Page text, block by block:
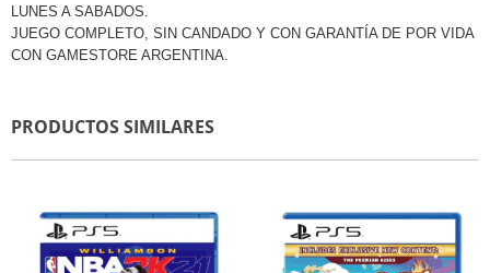
LUNES A SABADOS.
JUEGO COMPLETO, SIN CANDADO Y CON GARANTÍA DE POR VIDA
CON GAMESTORE ARGENTINA.
PRODUCTOS SIMILARES